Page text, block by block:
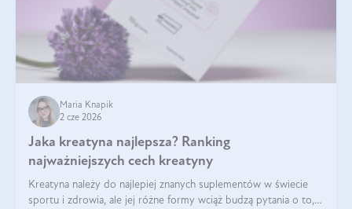
Maria Knapik
2 cze 2026
Jaka kreatyna najlepsza? Ranking
najważniejszych cech kreatyny
Kreatyna należy do najlepiej znanych suplementów w świecie
sportu i zdrowia, ale jej różne formy wciąż budzą pytania o to,